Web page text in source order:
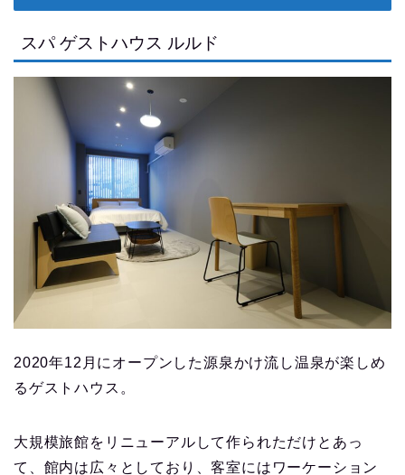
スパ ゲストハウス ルルド
2020年12月にオープンした源泉かけ流し温泉が楽しめ
るゲストハウス。
大規模旅館をリニューアルして作られただけとあっ
て、館内は広々としており、客室にはワーケーション